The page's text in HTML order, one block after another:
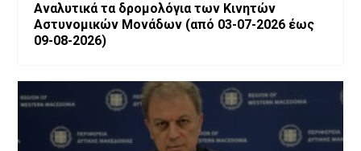
Αναλυτικά τα δρομολόγια των Κινητών
Αστυνομικών Μονάδων (από 03-07-2026 έως
09-08-2026)